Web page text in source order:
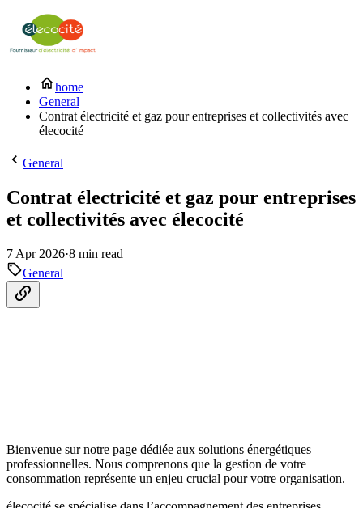
home
General
Contrat électricité et gaz pour entreprises et collectivités avec
élecocité
General
Contrat électricité et gaz pour entreprises
et collectivités avec élecocité
7 Apr 2026·8 min read
General
Bienvenue sur notre page dédiée aux solutions énergétiques
professionnelles. Nous comprenons que la gestion de votre
consommation représente un enjeu crucial pour votre organisation.